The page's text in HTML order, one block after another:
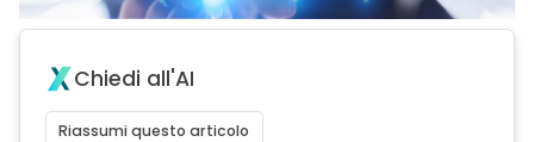
Chiedi all'AI
Riassumi questo articolo